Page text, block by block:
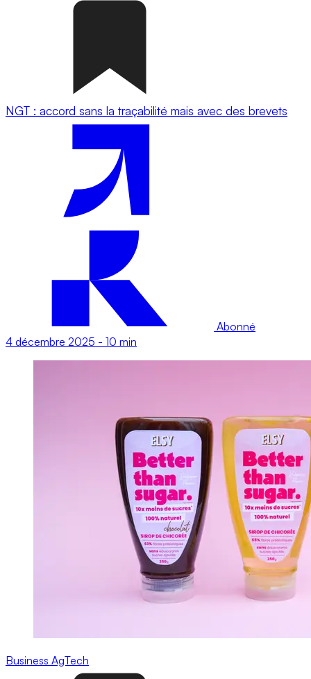
NGT : accord sans la traçabilité mais avec des brevets
Abonné
4 décembre 2025 - 10 min
Business AgTech